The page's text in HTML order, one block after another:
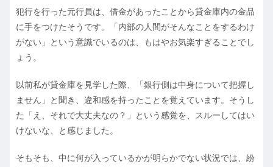
犯行を行った元行員は、借金があったことから貸金庫内の金品
に手をつけたそうです。「内部の人間がそんなことをするわけ
がない」という意識でいるのは、もはやお気楽すぎることでし
ょう。
以前私が貸金庫を見学した際、「銀行側は中身について把握し
ません」と聞き、違和感を持ったことを覚えています。そうし
た「え、それで大丈夫なの？」という感覚を、スルーしてはい
けないな、と感じました。
そもそも、中に何が入っているかが明らかでない状況では、紛